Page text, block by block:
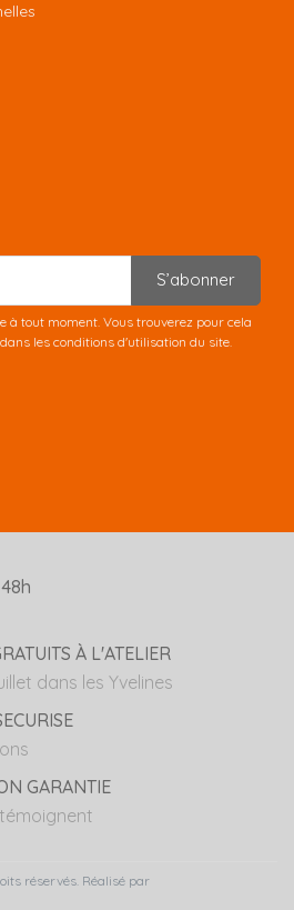
S’abonner
à tout moment. Vous trouverez pour cela
les conditions d'utilisation du site.
À L'ATELIER
dans les Yvelines
GARANTIE
réservés. Réalisé par